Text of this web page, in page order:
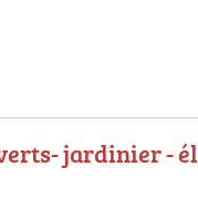
jardinier -